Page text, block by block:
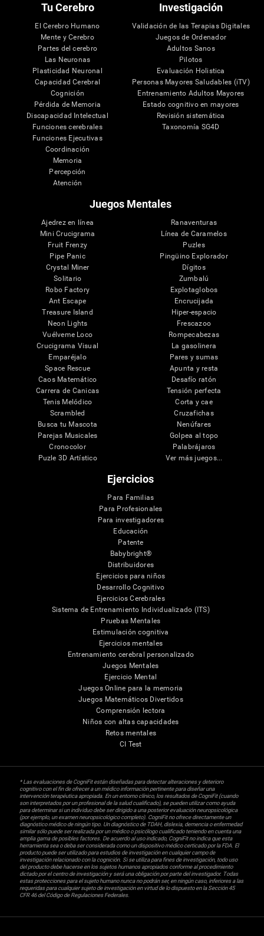
Tu Cerebro
El Cerebro Humano
Mente y Cerebro
Partes del cerebro
Las Neuronas
Plasticidad Neuronal
Capacidad Cerebral
Cognición
Pérdida de Memoria
Discapacidad Intelectual
Funciones cerebrales
Funciones Ejecutivas
Coordinación
Memoria
Percepción
Atención
Investigación
Validación de las Terapias Digitales
Juegos de Ordenador
Adultos Sanos
Pilotos
Evaluación Holistica
Personas Mayores Saludables (iTV)
Entrenamiento Adultos Mayores
Estado cognitivo en mayores
Revisión sistemática
Taxonomía SG4D
Juegos Mentales
Ajedrez en línea
Mini Crucigrama
Fruit Frenzy
Pipe Panic
Crystal Miner
Solitario
Robo Factory
Ant Escape
Treasure Island
Neon Lights
Vuélveme Loco
Crucigrama Visual
Emparéjalo
Space Rescue
Caos Matemático
Carrera de Canicas
Tenis Melódico
Scrambled
Busca tu Mascota
Parejas Musicales
Cronocolor
Puzle 3D Artístico
Ranaventuras
Línea de Caramelos
Puzles
Pingüino Explorador
Dígitos
Zumbalú
Explotaglobos
Encrucijada
Hiper-espacio
Frescazoo
Rompecabezas
La gasolinera
Pares y sumas
Apunta y resta
Desafío ratón
Tensión perfecta
Corta y cae
Cruzafichas
Nenúfares
Golpea al topo
Palabrájaros
Ver más juegos...
Ejercicios
Para Familias
Para Profesionales
Para investigadores
Educación
Patente
Babybright®
Distribuidores
Ejercicios para niños
Desarrollo Cognitivo
Ejercicios Cerebrales
Sistema de Entrenamiento Individualizado (ITS)
Pruebas Mentales
Estimulación cognitiva
Ejercicios mentales
Entrenamiento cerebral personalizado
Juegos Mentales
Ejercicio Mental
Juegos Online para la memoria
Juegos Matemáticos Divertidos
Comprensión lectora
Niños con altas capacidades
Retos mentales
CI Test
* Las evaluaciones de CogniFit están diseñadas para detectar alteraciones y deterioro
cognitivo con el fin de ofrecer a un médico información pertinente para diseñar una
intervención terapéutica apropiada. En un entorno clínico, los resultados de CogniFit (cuando
son interpretados por un profesional de la salud cualificado), se pueden utilizar como ayuda
para determinar si un individuo debe ser dirigido a una posterior evaluación neuropsicológica
(por ejemplo, un examen neuropsicológico completo). CogniFit no ofrece directamente un
diagnóstico médico de ningún tipo. Un diagnóstico de TDAH, dislexia, demencia o enfermedad
similar sólo puede ser realizada por un médico o psicólogo cualificado teniendo en cuenta una
amplia gama de posibles factores. De acuerdo al uso indicado, CogniFit no indica que esta
herramienta sea o deba ser considerada como un dispositivo médico certicado por la FDA. El
producto puede ser utilizado para estudios de investigación en cualquier campo de
investigación relacionado con la cognición. Si se utiliza para fines de investigación, todo uso
del producto debe hacerse en los sujetos humanos apropiados conforme al procedimiento
dictado por el centro de investigación y será una obligación por parte del investigador. Todas
estas protecciones para el sujeto humano nunca no podrán ser, en ningún caso, inferiores a las
requeridas para cualquier sujeto de investigación en virtud de lo dispuesto en la Sección 45
CFR 46 del Código de Regulaciones Federales.